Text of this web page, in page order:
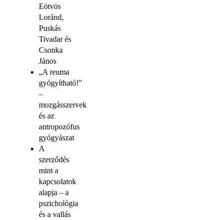
Eötvös
Loránd,
Puskás
Tivadar és
Csonka
János
„A reuma
gyógyítható!”
–
mozgásszervek
és az
antropozófus
gyógyászat
A
szerződés
mint a
kapcsolatok
alapja – a
pszichológia
és a vallás